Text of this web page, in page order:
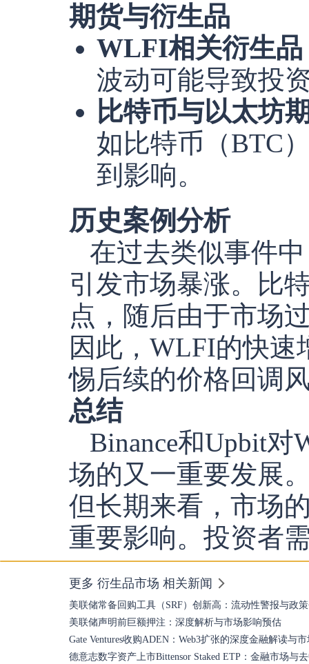
期货与衍生品
WLFI相关衍生品
波动可能导致投
比特币与以太坊
如比特币（BTC
到影响。
历史案例分析
在过去类似事件
引发市场暴涨。比
点，随后由于市场
因此，WLFI的快速
惕后续的价格回调
总结
Binance和Upbit
场的又一重要发展
但长期来看，市场
重要影响。投资者
更多 衍生品市场 相关新闻
美联储常备回购工具（SRF）创新高：流动性警报与政
美联储声明前巨额押注：深度解析与市场影响预估
Gate Ventures收购ADEN：Web3扩张的深度金融解读与
德意志数字资产上市Bittensor Staked ETP：金融市场与